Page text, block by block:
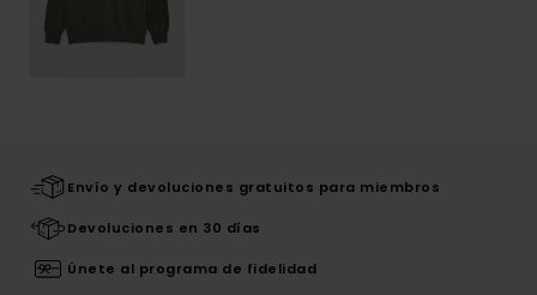
Envío y devoluciones gratuitos para miembros
Devoluciones en 30 días
Únete al programa de fidelidad